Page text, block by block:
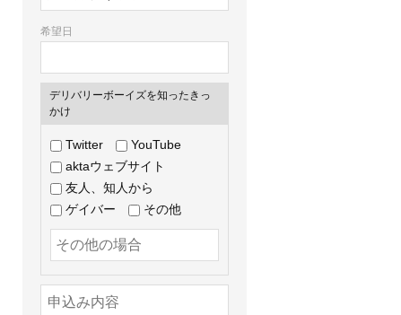
希望日
デリバリーボーイズを知ったきっ
かけ
Twitter
YouTube
aktaウェブサイト
友人、知人から
ゲイバー
その他